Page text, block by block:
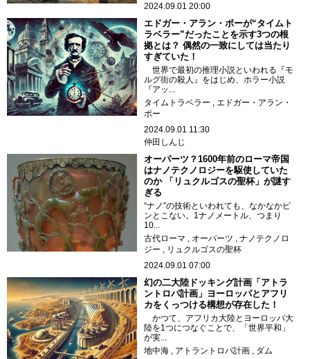
2024.09.01 20:00
エドガー・アラン・ポーが“タイムト
ラベラー”だったことを示す3つの根
拠とは？ 偶然の一致にしては当たり
すぎていた！
世界で最初の推理小説といわれる『モ
ルグ街の殺人』をはじめ、ホラー小説
『アッ...
タイムトラベラー
エドガー・アラン・
ポー
2024.09.01 11:30
仲田しんじ
オーパーツ？1600年前のローマ帝国
はナノテクノロジーを駆使していた
のか 「リュクルゴスの聖杯」が謎す
ぎる
“ナノ”の技術といわれても、なかなかピ
ンとこない。1ナノメートル、つまり
10...
古代ローマ
オーパーツ
ナノテクノロ
ジー
リュクルゴスの聖杯
2024.09.01 07:00
幻の二大陸ドッキング計画「アトラ
ントロパ計画」ヨーロッパとアフリ
カをくっつける構想が存在した！
かつて、アフリカ大陸とヨーロッパ大
陸を1つにつなぐことで、「世界平和」
が実...
地中海
アトラントロパ計画
ダム